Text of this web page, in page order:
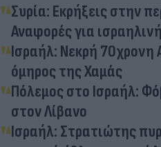
Συρία: Εκρήξεις στην
Αναφορές για
Ισραήλ: Νεκρή 70χρονη
όμηρος της Χαμάς
Πόλεμος στο Ισραήλ:
στον Λίβανο
Ισραήλ: Στρατιώτης